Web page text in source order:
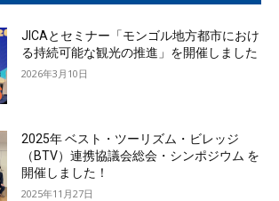
JICAとセミナー「モンゴル地方都市におけ
る持続可能な観光の推進」を開催しました
2026年3月10日
2025年 ベスト・ツーリズム・ビレッジ
（BTV）連携協議会総会・シンポジウム を
開催しました！
2025年11月27日